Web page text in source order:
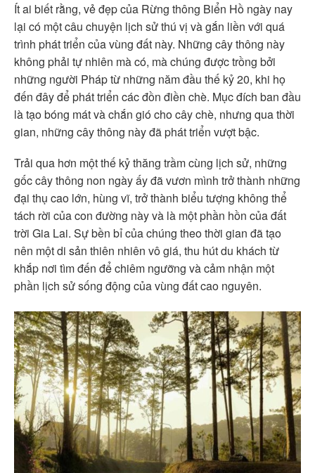
Ít ai biết rằng, vẻ đẹp của Rừng thông Biển Hồ ngày nay
lại có một câu chuyện lịch sử thú vị và gắn liền với quá
trình phát triển của vùng đất này. Những cây thông này
không phải tự nhiên mà có, mà chúng được trồng bởi
những người Pháp từ những năm đầu thế kỷ 20, khi họ
đến đây để phát triển các đồn điền chè. Mục đích ban đầu
là tạo bóng mát và chắn gió cho cây chè, nhưng qua thời
gian, những cây thông này đã phát triển vượt bậc.
Trải qua hơn một thế kỷ thăng trầm cùng lịch sử, những
gốc cây thông non ngày ấy đã vươn mình trở thành những
đại thụ cao lớn, hùng vĩ, trở thành biểu tượng không thể
tách rời của con đường này và là một phần hồn của đất
trời Gia Lai. Sự bền bỉ của chúng theo thời gian đã tạo
nên một di sản thiên nhiên vô giá, thu hút du khách từ
khắp nơi tìm đến để chiêm ngưỡng và cảm nhận một
phần lịch sử sống động của vùng đất cao nguyên.